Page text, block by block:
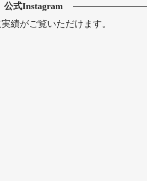
公式Instagram
績がご覧いただけます。